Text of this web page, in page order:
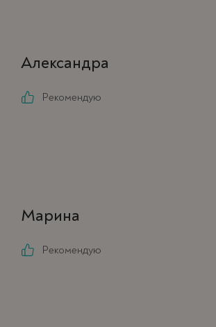
Александра
Рекомендую
Марина
Рекомендую